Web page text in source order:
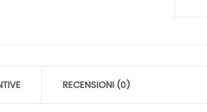
RECENSIONI (0)